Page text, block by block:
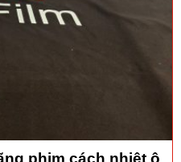
phim cách nhiệt ô